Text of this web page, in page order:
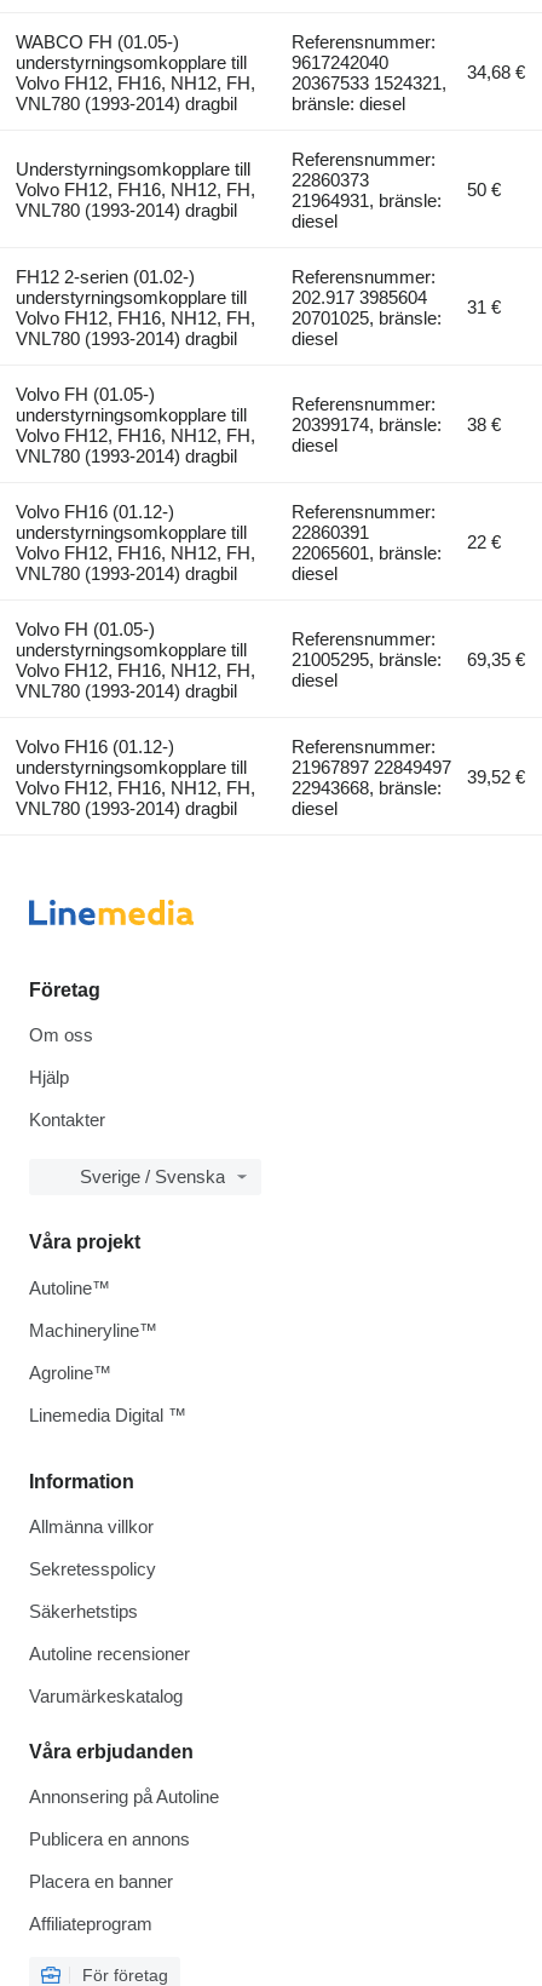
WABCO FH (01.05-)
understyrningsomkopplare till
Volvo FH12, FH16, NH12, FH,
VNL780 (1993-2014) dragbil
Referensnummer:
9617242040
20367533 1524321,
bränsle: diesel
34,68 €
Understyrningsomkopplare till
Volvo FH12, FH16, NH12, FH,
VNL780 (1993-2014) dragbil
Referensnummer:
22860373
21964931, bränsle:
diesel
50 €
FH12 2-serien (01.02-)
understyrningsomkopplare till
Volvo FH12, FH16, NH12, FH,
VNL780 (1993-2014) dragbil
Referensnummer:
202.917 3985604
20701025, bränsle:
diesel
31 €
Volvo FH (01.05-)
understyrningsomkopplare till
Volvo FH12, FH16, NH12, FH,
VNL780 (1993-2014) dragbil
Referensnummer:
20399174, bränsle:
diesel
38 €
Volvo FH16 (01.12-)
understyrningsomkopplare till
Volvo FH12, FH16, NH12, FH,
VNL780 (1993-2014) dragbil
Referensnummer:
22860391
22065601, bränsle:
diesel
22 €
Volvo FH (01.05-)
understyrningsomkopplare till
Volvo FH12, FH16, NH12, FH,
VNL780 (1993-2014) dragbil
Referensnummer:
21005295, bränsle:
diesel
69,35 €
Volvo FH16 (01.12-)
understyrningsomkopplare till
Volvo FH12, FH16, NH12, FH,
VNL780 (1993-2014) dragbil
Referensnummer:
21967897 22849497
22943668, bränsle:
diesel
39,52 €
Företag
Om oss
Hjälp
Kontakter
Sverige / Svenska
Information
Allmänna villkor
Sekretesspolicy
Säkerhetstips
Autoline recensioner
Varumärkeskatalog
Våra erbjudanden
Annonsering på Autoline
Publicera en annons
Placera en banner
Affiliateprogram
För företag
Våra projekt
Autoline™
Machineryline™
Agroline™
Linemedia Digital ™